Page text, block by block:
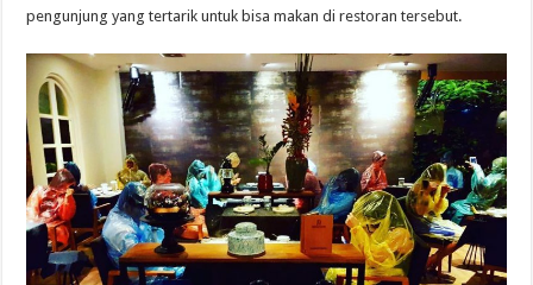
pengunjung yang tertarik untuk bisa makan di restoran tersebut.